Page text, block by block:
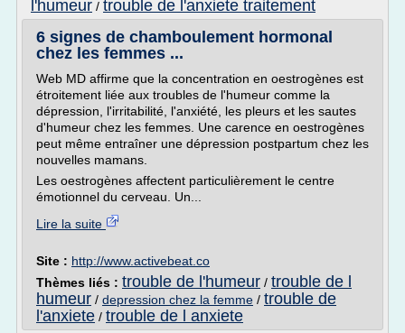
l'humeur / trouble de l'anxiete traitement
6 signes de chamboulement hormonal
chez les femmes ...
Web MD affirme que la concentration en oestrogènes est
étroitement liée aux troubles de l'humeur comme la
dépression, l'irritabilité, l'anxiété, les pleurs et les sautes
d'humeur chez les femmes. Une carence en oestrogènes
peut même entraîner une dépression postpartum chez les
nouvelles mamans.
Les oestrogènes affectent particulièrement le centre
émotionnel du cerveau. Un...
Lire la suite
Site : http://www.activebeat.co
Thèmes liés : trouble de l'humeur / trouble de l
humeur / depression chez la femme / trouble de
l'anxiete / trouble de l anxiete